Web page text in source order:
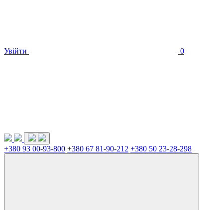
Увійти 0
+380 93 00-93-800 +380 67 81-90-212 +380 50 23-28-298